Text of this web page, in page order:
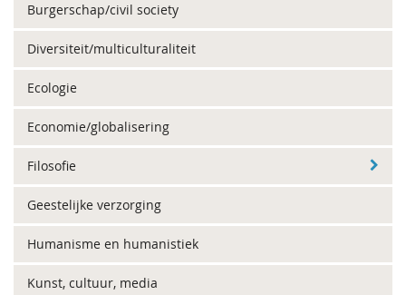
Burgerschap/civil society
Diversiteit/multiculturaliteit
Ecologie
Economie/globalisering
Filosofie
Geestelijke verzorging
Humanisme en humanistiek
Kunst, cultuur, media